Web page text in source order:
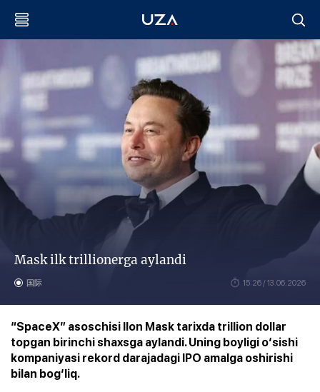
Mask ilk trillionerga aylandi
国际 15:26 / 13.06.2026
“SpaceX” asoschisi Ilon Mask tarixda trillion dollar
topgan birinchi shaxsga aylandi. Uning boyligi o‘sishi
kompaniyasi rekord darajadagi IPO amalga oshirishi
bilan bog‘liq.